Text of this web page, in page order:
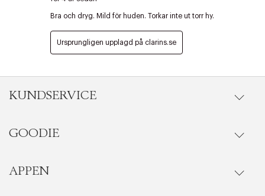
KUNDSERVICE
Onlineköp
Orderstatus
GOODIE
Förmåner
APPEN